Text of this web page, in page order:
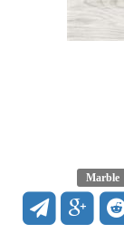
Marble